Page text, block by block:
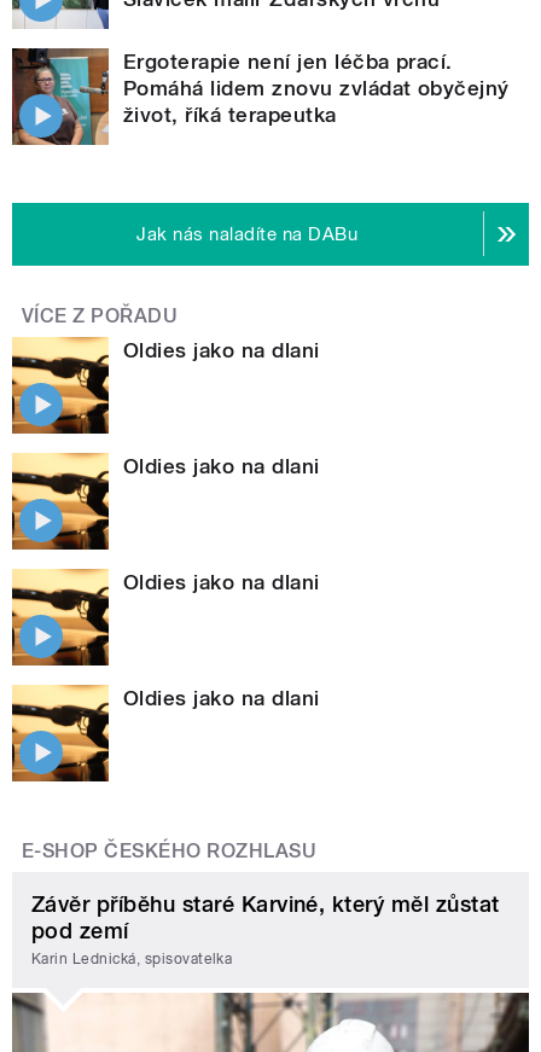
Ergoterapie není jen léčba prací.
Pomáhá lidem znovu zvládat obyčejný
život, říká terapeutka
Jak nás naladíte na DABu
VÍCE Z POŘADU
Oldies jako na dlani
Oldies jako na dlani
Oldies jako na dlani
Oldies jako na dlani
E-SHOP ČESKÉHO ROZHLASU
Závěr příběhu staré Karviné, který měl zůstat
pod zemí
Karin Lednická, spisovatelka